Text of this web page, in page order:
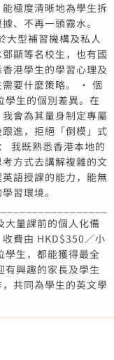
極度清晰地為學生拆
、不再一頭霧水。
大型補習機構及私人
顯等名校生，也有國
港學生的學習心理及
需要什麼策略。 • 個
學生的個別差異。在
會為其量身制定專屬
進，拒絕「倒模」式
我既熟悉香港本地的
方式去講解複雜的文
語授課的能力，能無
習環境。
大量課前的個人化備
費由 HKD$350／小
學生，都能獲得最全
有興趣的家長及學生
共同為學生的英文學